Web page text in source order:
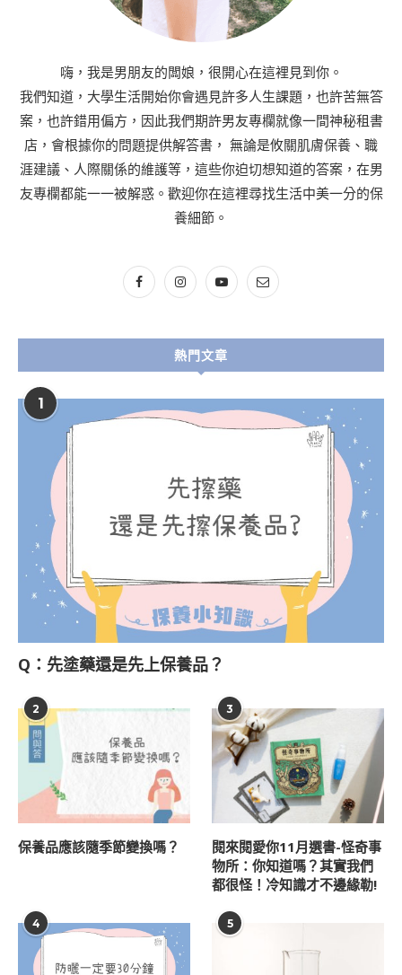
嗨，我是男朋友的闆娘，很開心在這裡見到你。
我們知道，大學生活開始你會遇見許多人生課題，也許苦無答
案，也許錯用偏方，因此我們期許男友專欄就像一間神秘租書
店，會根據你的問題提供解答書， 無論是攸關肌膚保養、職
涯建議、人際關係的維護等，這些你迫切想知道的答案，在男
友專欄都能一一被解惑。歡迎你在這裡尋找生活中美一分的保
養細節。
熱門文章
1
Q：先塗藥還是先上保養品？
2
保養品應該隨季節變換嗎？
3
閱來閱愛你11月選書-怪奇事
物所：你知道嗎？其實我們
都很怪！冷知識才不邊緣勒!
4 5